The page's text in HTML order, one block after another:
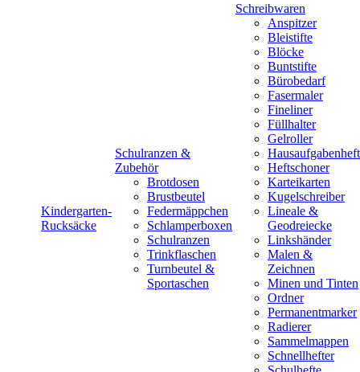
Kindergarten-
Rucksäcke
Schulranzen &
Zubehör
Brotdosen
Brustbeutel
Federmäppchen
Schlamperboxen
Schulranzen
Trinkflaschen
Turnbeutel &
Sportaschen
Schreibwaren
Anspitzer
Bleistifte
Blöcke
Buntstifte
Bürobedarf
Fasermaler
Fineliner
Füllhalter
Gelroller
Hausaufgabenheft
Heftschoner
Karteikarten
Kugelschreiber
Lineale &
Geodreiecke
Linkshänder
Malen &
Zeichnen
Minen und Tinten
Ordner
Permanentmarker
Radierer
Sammelmappen
Schnellhefter